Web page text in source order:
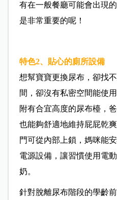
有在一般餐廳可能會出現
是非常重要的呢！
特色2、貼心的廁所設備
想幫寶寶更換尿布，卻找
間，卻沒有私密空間能使
附有合宜高度的尿布檯，
也能夠舒適地維持屁屁乾
門可從內部上鎖，媽咪能
電源設備，讓習慣使用電
奶。
針對脫離尿布階段的學齡